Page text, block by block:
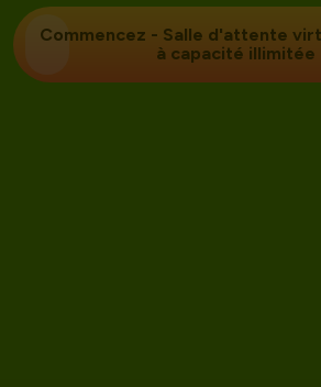
Commencez - Salle d'attente
à capacité illimitée